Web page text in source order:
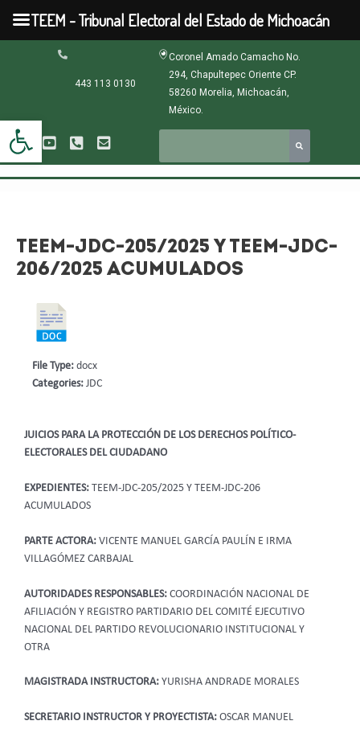
Abrir barra de herramientas
contenido
443 113 0130
Coronel Amado Camacho No.
294, Chapultepec Oriente CP.
58260 Morelia, Michoacán,
México.
TEEM-JDC-205/2025 Y TEEM-JDC-
206/2025 ACUMULADOS
JUICIOS PARA LA PROTECCIÓN DE LOS DERECHOS POLÍTICO-
ELECTORALES DEL CIUDADANO
EXPEDIENTES: TEEM-JDC-205/2025 Y TEEM-JDC-206
ACUMULADOS
PARTE ACTORA: VICENTE MANUEL GARCÍA PAULÍN E IRMA
VILLAGÓMEZ CARBAJAL
AUTORIDADES RESPONSABLES: COORDINACIÓN NACIONAL DE
AFILIACIÓN Y REGISTRO PARTIDARIO DEL COMITÉ EJECUTIVO
NACIONAL DEL PARTIDO REVOLUCIONARIO INSTITUCIONAL Y
OTRA
MAGISTRADA INSTRUCTORA: YURISHA ANDRADE MORALES
SECRETARIO INSTRUCTOR Y PROYECTISTA: OSCAR MANUEL
File Type: docx
Categories: JDC
TEEM - Tribunal Electoral del Estado de Michoacán